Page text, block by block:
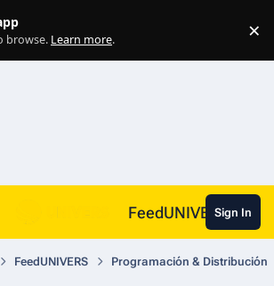
browse. Learn more. ×
FeedUNIVERSSign In
FeedUNIVERS Programación & Distribución